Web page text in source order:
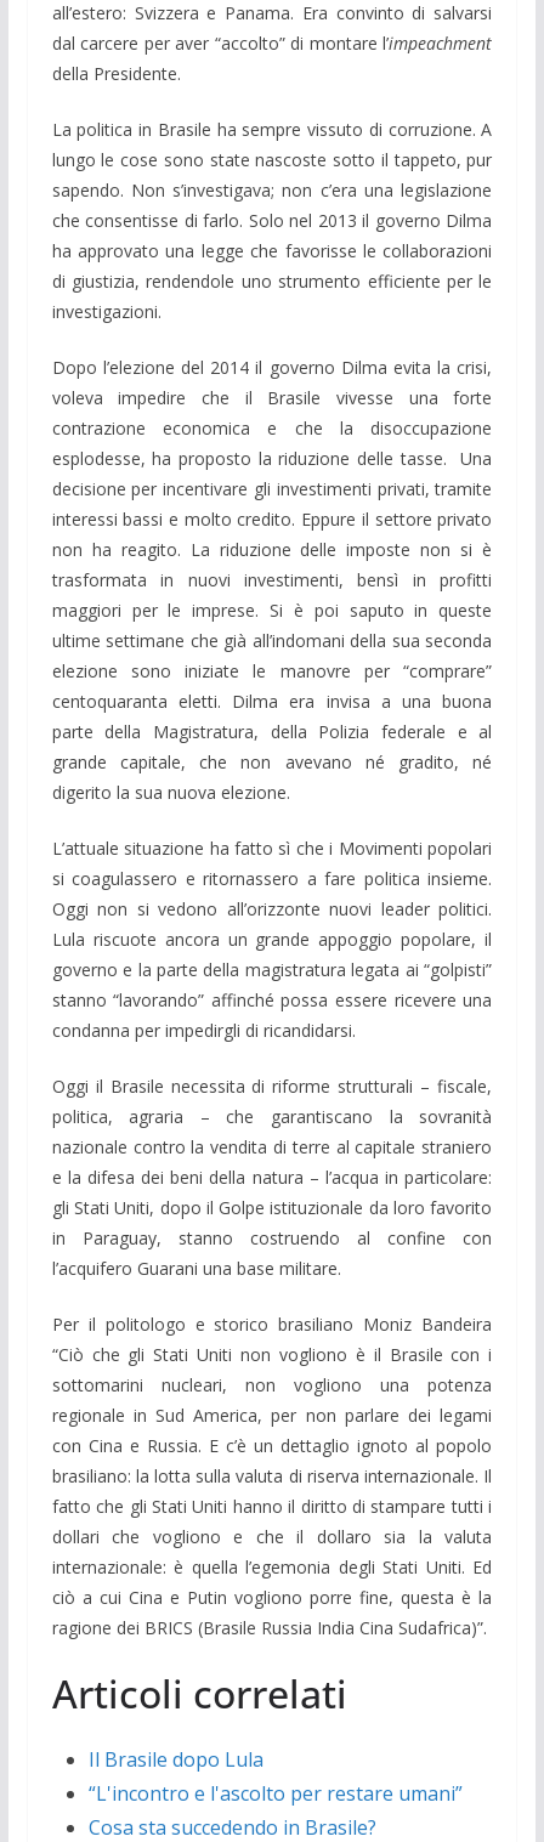
all’estero: Svizzera e Panama. Era convinto di salvarsi
dal carcere per aver “accolto” di montare l’impeachment
della Presidente.
La politica in Brasile ha sempre vissuto di corruzione. A
lungo le cose sono state nascoste sotto il tappeto, pur
sapendo. Non s’investigava; non c’era una legislazione
che consentisse di farlo. Solo nel 2013 il governo Dilma
ha approvato una legge che favorisse le collaborazioni
di giustizia, rendendole uno strumento efficiente per le
investigazioni.
Dopo l’elezione del 2014 il governo Dilma evita la crisi,
voleva impedire che il Brasile vivesse una forte
contrazione economica e che la disoccupazione
esplodesse, ha proposto la riduzione delle tasse. Una
decisione per incentivare gli investimenti privati, tramite
interessi bassi e molto credito. Eppure il settore privato
non ha reagito. La riduzione delle imposte non si è
trasformata in nuovi investimenti, bensì in profitti
maggiori per le imprese. Si è poi saputo in queste
ultime settimane che già all’indomani della sua seconda
elezione sono iniziate le manovre per “comprare”
centoquaranta eletti. Dilma era invisa a una buona
parte della Magistratura, della Polizia federale e al
grande capitale, che non avevano né gradito, né
digerito la sua nuova elezione.
L’attuale situazione ha fatto sì che i Movimenti popolari
si coagulassero e ritornassero a fare politica insieme.
Oggi non si vedono all’orizzonte nuovi leader politici.
Lula riscuote ancora un grande appoggio popolare, il
governo e la parte della magistratura legata ai “golpisti”
stanno “lavorando” affinché possa essere ricevere una
condanna per impedirgli di ricandidarsi.
Oggi il Brasile necessita di riforme strutturali – fiscale,
politica, agraria – che garantiscano la sovranità
nazionale contro la vendita di terre al capitale straniero
e la difesa dei beni della natura – l’acqua in particolare:
gli Stati Uniti, dopo il Golpe istituzionale da loro favorito
in Paraguay, stanno costruendo al confine con
l’acquifero Guarani una base militare.
Per il politologo e storico brasiliano Moniz Bandeira
“Ciò che gli Stati Uniti non vogliono è il Brasile con i
sottomarini nucleari, non vogliono una potenza
regionale in Sud America, per non parlare dei legami
con Cina e Russia. E c’è un dettaglio ignoto al popolo
brasiliano: la lotta sulla valuta di riserva internazionale. Il
fatto che gli Stati Uniti hanno il diritto di stampare tutti i
dollari che vogliono e che il dollaro sia la valuta
internazionale: è quella l’egemonia degli Stati Uniti. Ed
ciò a cui Cina e Putin vogliono porre fine, questa è la
ragione dei BRICS (Brasile Russia India Cina Sudafrica)”.
Articoli correlati
Il Brasile dopo Lula
“L'incontro e l'ascolto per restare umani”
Cosa sta succedendo in Brasile?